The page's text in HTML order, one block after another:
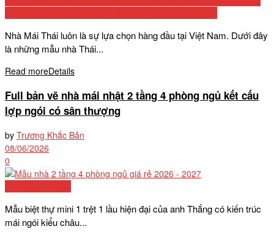
Nhà Mái Thái luôn là sự lựa chọn hàng đầu tại Việt Nam. Dưới đây
là những mẫu nhà Thái...
Read moreDetails
Full bản vẽ nhà mái nhật 2 tầng 4 phòng ngủ kết cấu
lợp ngói có sân thượng
by Trương Khắc Bản
08/06/2026
0
Mẫu biệt thự mini 1 trệt 1 lầu hiện đại của anh Thắng có kiến trúc
mái ngói kiểu châu...